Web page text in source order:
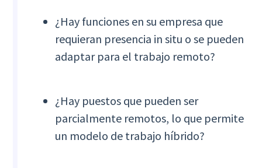
¿Hay funciones en su empresa que
requieran presencia in situ o se pueden
adaptar para el trabajo remoto?
¿Hay puestos que pueden ser
parcialmente remotos, lo que permite
un modelo de trabajo híbrido?